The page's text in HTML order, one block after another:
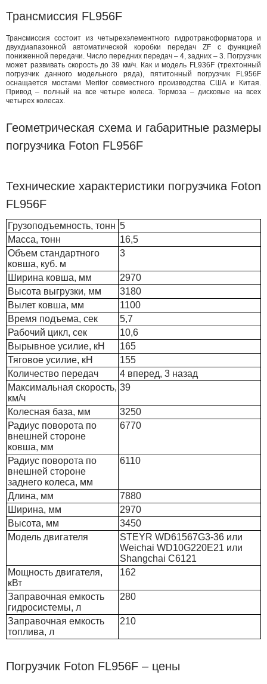
Трансмиссия FL956F
Трансмиссия состоит из четырехэлементного гидротрансформатора и
двухдиапазонной автоматической коробки передач ZF с функцией
пониженной передачи. Число передних передач – 4, задних – 3. Погрузчик
может развивать скорость до 39 км/ч. Как и модель FL936F (трехтонный
погрузчик данного модельного ряда), пятитонный погрузчик FL956F
оснащается мостами Meritor совместного производства США и Китая.
Привод – полный на все четыре колеса. Тормоза – дисковые на всех
четырех колесах.
Геометрическая схема и габаритные размеры
погрузчика Foton FL956F
Технические характеристики погрузчика Foton
FL956F
Грузоподъемность, тонн 5
Масса, тонн
16,5
Объем стандартного
ковша, куб. м
3
Ширина ковша, мм
2970
Высота выгрузки, мм
3180
Вылет ковша, мм
1100
Время подъема, сек
5,7
Рабочий цикл, сек
10,6
Вырывное усилие, кН
165
Тяговое усилие, кН
155
Количество передач
4 вперед, 3 назад
Максимальная скорость,
км/ч
39
Колесная база, мм
3250
Радиус поворота по
внешней стороне
ковша, мм
6770
Радиус поворота по
внешней стороне
заднего колеса, мм
6110
Длина, мм
7880
Ширина, мм
2970
Высота, мм
3450
Модель двигателя
STEYR WD61567G3-36 или
Weichai WD10G220E21 или
Shangchai C6121
Мощность двигателя,
кВт
162
Заправочная емкость
гидросистемы, л
280
Заправочная емкость
топлива, л
210
Погрузчик Foton FL956F – цены